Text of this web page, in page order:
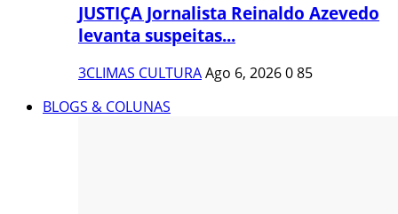
JUSTIÇA Jornalista Reinaldo Azevedo
levanta suspeitas...
3CLIMAS CULTURAAgo 6, 2026085
BLOGS & COLUNAS